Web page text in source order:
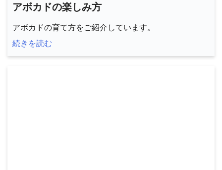
アボカドの楽しみ方
アボカドの育て方をご紹介しています。
続きを読む